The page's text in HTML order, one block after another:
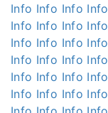
Info Info Info Info
Info Info Info Info
Info Info Info Info
Info Info Info Info
Info Info Info Info
Info Info Info Info